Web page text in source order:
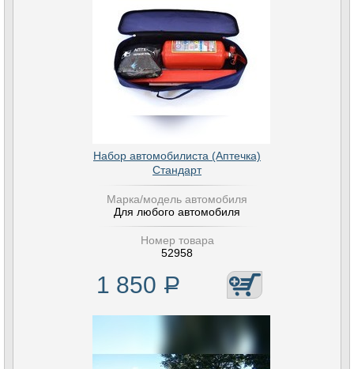
Набор автомобилиста (Аптечка)
Стандарт
Марка/модель автомобиля
Для любого автомобиля
Номер товара
52958
1 850 Р